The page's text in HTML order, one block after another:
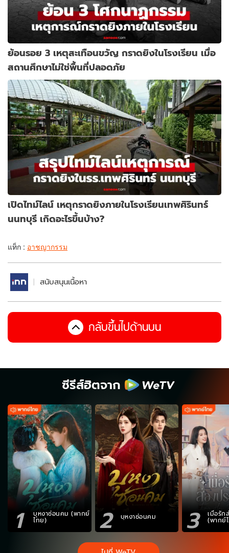
ย้อนรอย 3 เหตุสะเทือนขวัญ กราดยิงในโรงเรียน เมื่อ
สถานศึกษาไม่ใช่พื้นที่ปลอดภัย
เปิดไทม์ไลน์ เหตุกราดยิงภายในโรงเรียนเทพศิรินทร์
นนทบุรี เกิดอะไรขึ้นบ้าง?
แท็ก : อาชญากรรม
สนับสนุนเนื้อหา
กลับขึ้นไปด้านบน
ซีรีส์ฮิตจาก
1 บุหงาซ่อนคม (พากย์
ไทย) 2 บุหงาซ่อนคม 3 เมื่อรัก
(พากย์